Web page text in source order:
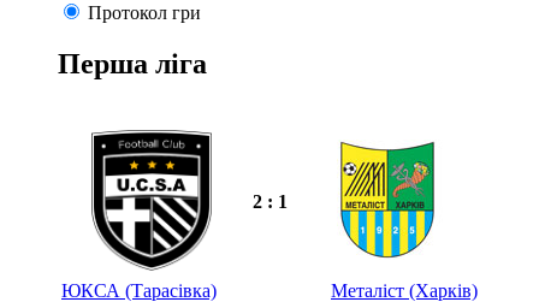
Протокол гри
Перша ліга
2 : 1
ЮКСА (Тарасівка)
Металіст (Харків)